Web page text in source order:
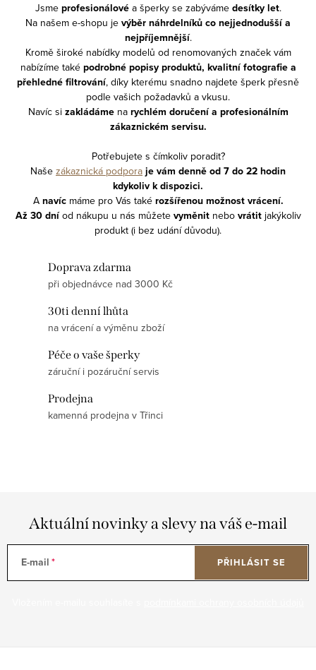
Jsme profesionálovéa šperky se zabýváme desítky let.
Na našem e-shopu je výběr náhrdelníků co nejjednodušší a
nejpříjemnější.
Kromě široké nabídky modelů od renomovaných značek vám
nabízíme také podrobné popisy produktů, kvalitní fotografie a
přehledné filtrování, díky kterému snadno najdete šperk přesně
podle vašich požadavků a vkusu.
Navíc si zakládámena rychlém doručení a profesionálním
zákaznickém servisu.
Potřebujete s čímkoliv poradit?
Naše zákaznická podpora je vám denně od 7 do 22 hodin
kdykolivk dispozici.
A navícmáme pro Vás takérozšířenou možnost vrácení.
Až 30 dníod nákupu u nás můžete vyměnitnebo vrátitjakýkoliv
produkt (i bez udání důvodu).
Doprava zdarma
při objednávce nad 3000 Kč
30ti denní lhůta
na vrácení a výměnu zboží
Péče o vaše šperky
záruční i pozáruční servis
Prodejna
kamenná prodejna v Třinci
Aktuální novinky a slevy na váš e-mail
E-mail PŘIHLÁSIT SE